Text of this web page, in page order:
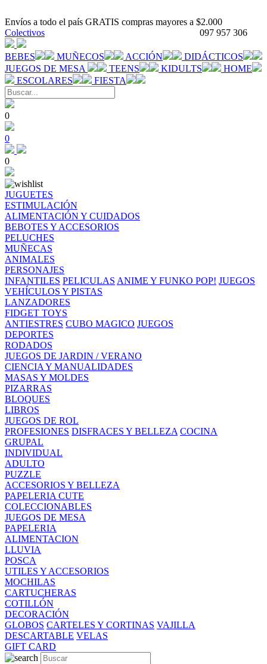
Envíos a todo el país GRATIS compras mayores a $2.000
097 957 306
Colectivos
BEBES MUÑECOS ACCIÓN
DIDÁCTICOS
JUEGOS DE MESA
TEENS KIDULTS
HOME
ESCOLARES
FIESTA
0
0
0
JUGUETES
ESTIMULACIÓN
ALIMENTACIÓN Y CUIDADOS
BEBOTES Y ACCESORIOS
PELUCHES
MUÑECAS
ANIMALES
PERSONAJES
INFANTILES PELICULAS ANIME Y FUNKO POP! JUEGOS
VEHÍCULOS Y PISTAS
LANZADORES
FIDGET TOYS
ANTIESTRES CUBO MAGICO JUEGOS
DEPORTES
RODADOS
JUEGOS DE JARDIN / VERANO
CIENCIA Y MANUALIDADES
MASAS Y MOLDES
PIZARRAS
BLOQUES
LIBROS
JUEGOS DE ROL
PROFESIONES DISFRACES Y BELLEZA COCINA
GRUPAL
INDIVIDUAL
ADULTO
PUZZLE
ACCESORIOS Y BELLEZA
PAPELERIA CUTE
COLECCIONABLES
JUEGOS DE MESA
PAPELERIA
ALIMENTACION
LLUVIA
POSCA
UTILES Y ACCESORIOS
MOCHILAS
CARTUCHERAS
COTILLÓN
DECORACIÓN
GLOBOS CARTELES Y CORTINAS VAJILLA
DESCARTABLE VELAS
GIFT CARD